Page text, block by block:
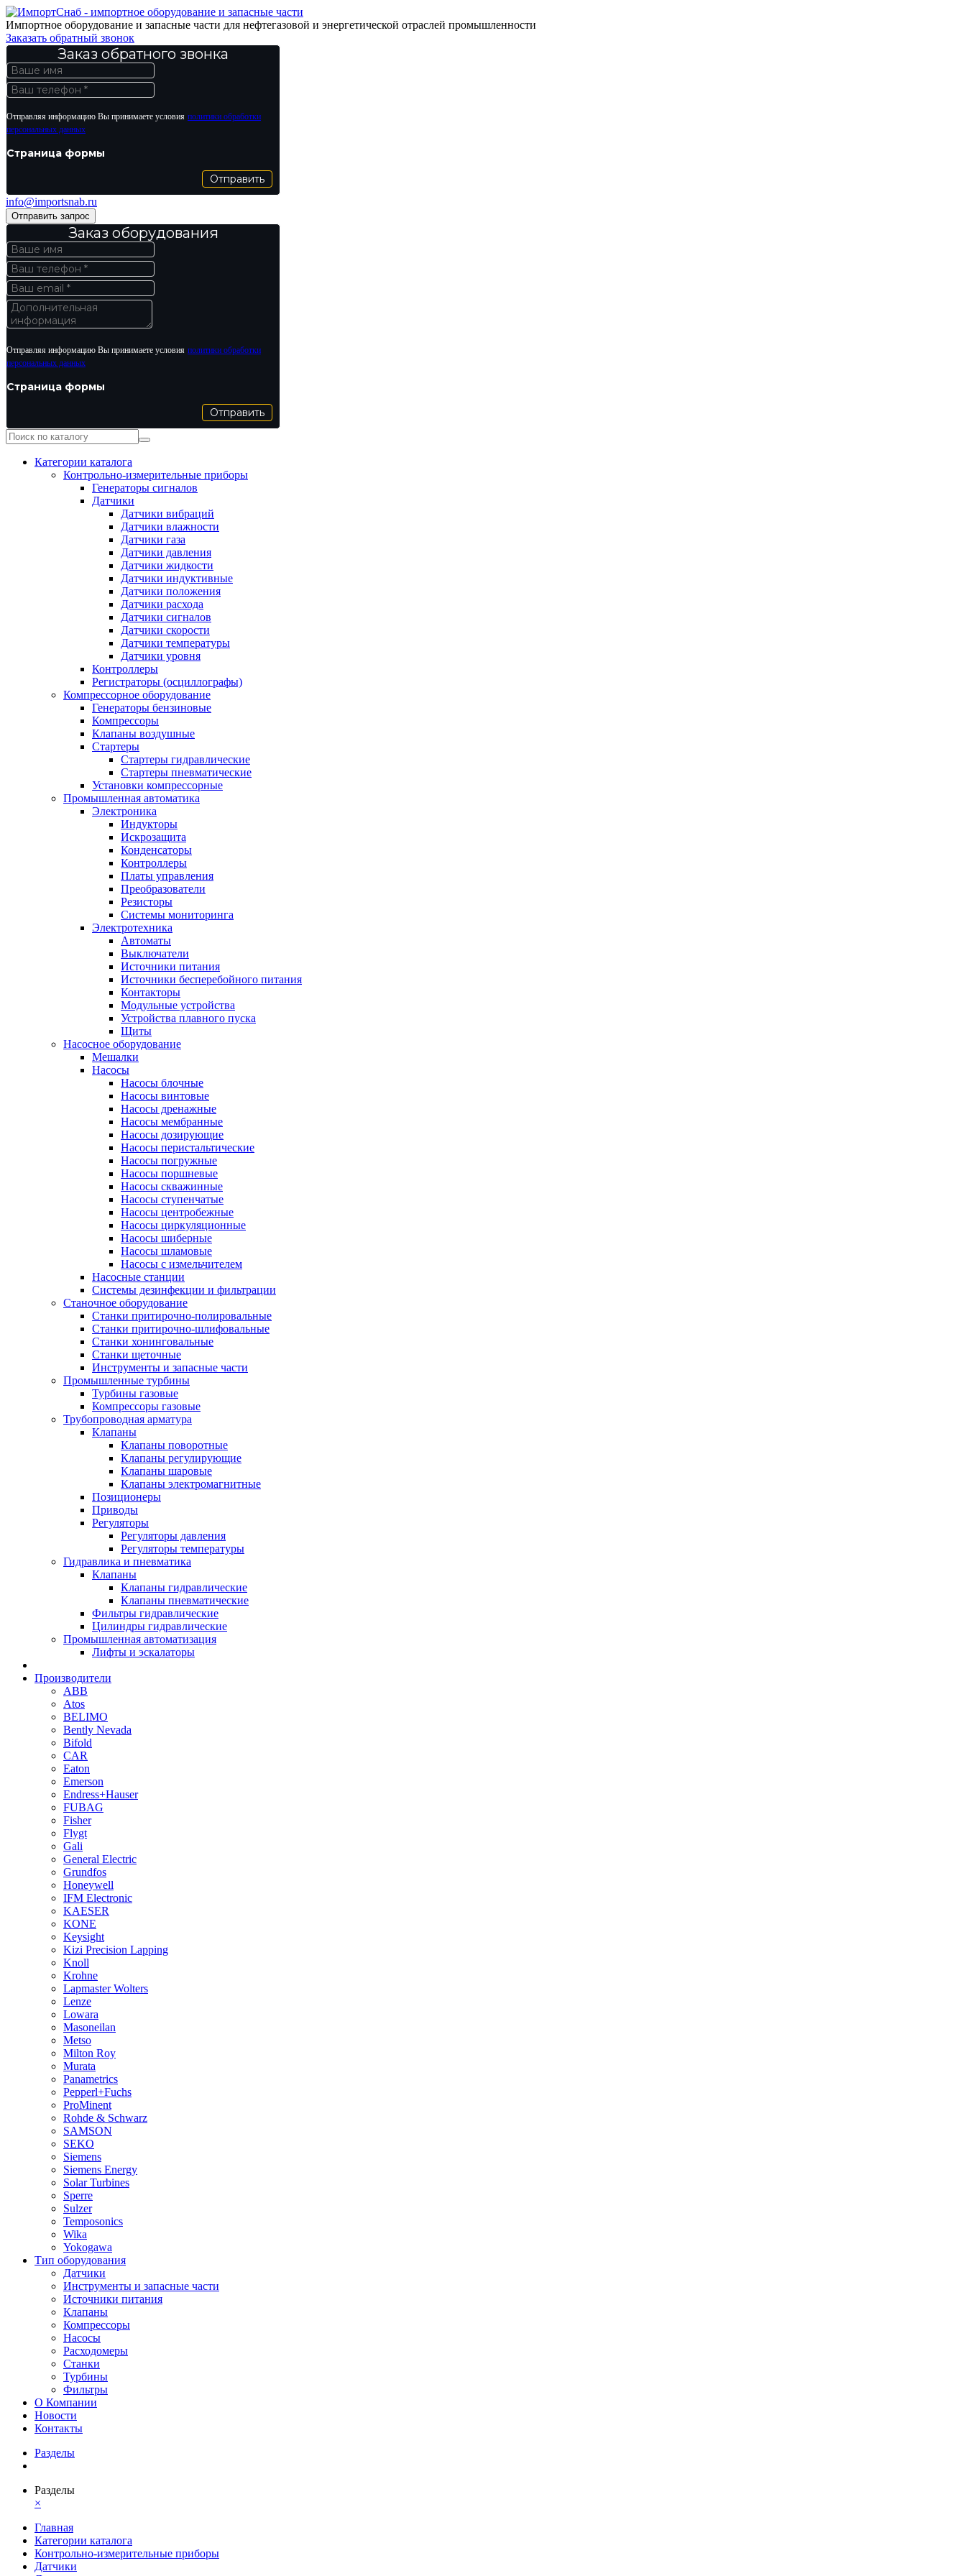
Импортное оборудование и запасные части для нефтегазовой и энергетической отраслей промышленности
Заказать обратный звонок
Заказ обратного звонка
Отправляя информацию Вы принимаете условия политики обработки
персональных данных
Страница формы
Отправить
info@importsnab.ru
Отправить запрос
Заказ оборудования
Отправляя информацию Вы принимаете условия политики обработки
персональных данных
Страница формы
Отправить
Категории каталога
Контрольно-измерительные приборы
Генераторы сигналов
Датчики
Датчики вибраций
Датчики влажности
Датчики газа
Датчики давления
Датчики жидкости
Датчики индуктивные
Датчики положения
Датчики расхода
Датчики сигналов
Датчики скорости
Датчики температуры
Датчики уровня
Контроллеры
Регистраторы (осциллографы)
Компрессорное оборудование
Генераторы бензиновые
Компрессоры
Клапаны воздушные
Стартеры
Стартеры гидравлические
Стартеры пневматические
Установки компрессорные
Промышленная автоматика
Электроника
Индукторы
Искрозащита
Конденсаторы
Контроллеры
Платы управления
Преобразователи
Резисторы
Системы мониторинга
Электротехника
Автоматы
Выключатели
Источники питания
Источники бесперебойного питания
Контакторы
Модульные устройства
Устройства плавного пуска
Щиты
Насосное оборудование
Мешалки
Насосы
Насосы блочные
Насосы винтовые
Насосы дренажные
Насосы мембранные
Насосы дозирующие
Насосы перистальтические
Насосы погружные
Насосы поршневые
Насосы скважинные
Насосы ступенчатые
Насосы центробежные
Насосы циркуляционные
Насосы шиберные
Насосы шламовые
Насосы с измельчителем
Насосные станции
Системы дезинфекции и фильтрации
Станочное оборудование
Станки притирочно-полировальные
Станки притирочно-шлифовальные
Станки хонинговальные
Станки щеточные
Инструменты и запасные части
Промышленные турбины
Турбины газовые
Компрессоры газовые
Трубопроводная арматура
Клапаны
Клапаны поворотные
Клапаны регулирующие
Клапаны шаровые
Клапаны электромагнитные
Позиционеры
Приводы
Регуляторы
Регуляторы давления
Регуляторы температуры
Гидравлика и пневматика
Клапаны
Клапаны гидравлические
Клапаны пневматические
Фильтры гидравлические
Цилиндры гидравлические
Промышленная автоматизация
Лифты и эскалаторы
Производители
ABB
Atos
BELIMO
Bently Nevada
Bifold
CAR
Eaton
Emerson
Endress+Hauser
FUBAG
Fisher
Flygt
Gali
General Electric
Grundfos
Honeywell
IFM Electronic
KAESER
KONE
Keysight
Kizi Precision Lapping
Knoll
Krohne
Lapmaster Wolters
Lenze
Lowara
Masoneilan
Metso
Milton Roy
Murata
Panametrics
Pepperl+Fuchs
ProMinent
Rohde & Schwarz
SAMSON
SEKO
Siemens
Siemens Energy
Solar Turbines
Sperre
Sulzer
Temposonics
Wika
Yokogawa
Тип оборудования
Датчики
Инструменты и запасные части
Источники питания
Клапаны
Компрессоры
Насосы
Расходомеры
Станки
Турбины
Фильтры
О Компании
Новости
Контакты
Разделы
Разделы
×
Главная
Категории каталога
Контрольно-измерительные приборы
Датчики